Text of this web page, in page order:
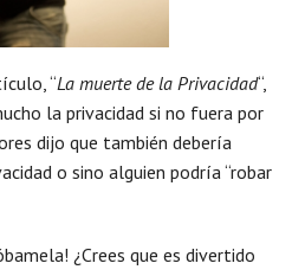
“La muerte de la Privacidad“,
la privacidad si no fuera por
dijo que también debería
o sino alguien podría “robar
¿Crees que es divertido